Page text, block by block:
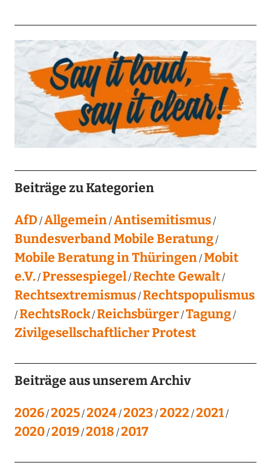
Beiträge zu Kategorien
AfD Allgemein Antisemitismus
Bundesverband Mobile Beratung
Mobile Beratung in Thüringen Mobit
e.V. Pressespiegel Rechte Gewalt
Rechtsextremismus Rechtspopulismus
RechtsRock Reichsbürger Tagung
Zivilgesellschaftlicher Protest
Beiträge aus unserem Archiv
2026 2025 2024 2023 2022 2021
2020 2019 2018 2017